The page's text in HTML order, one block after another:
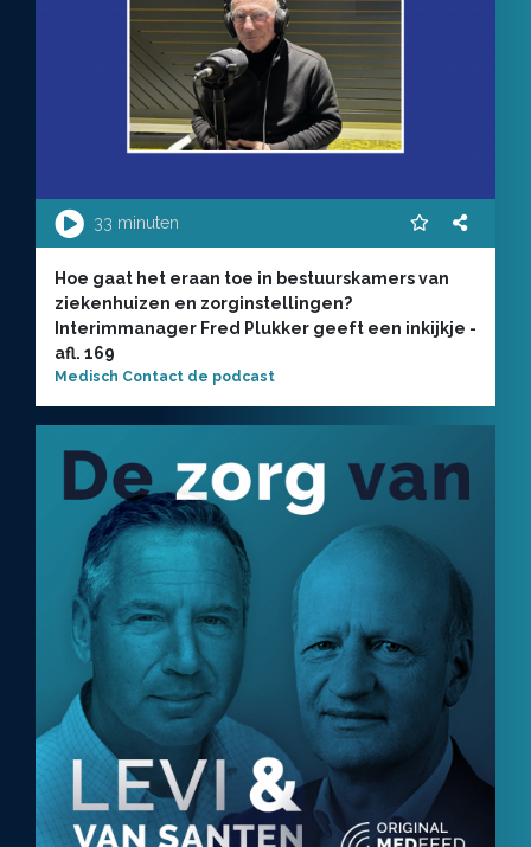
33 minuten
Hoe gaat het eraan toe in bestuurskamers van
ziekenhuizen en zorginstellingen?
Interimmanager Fred Plukker geeft een inkijkje -
afl. 169
Medisch Contact de podcast